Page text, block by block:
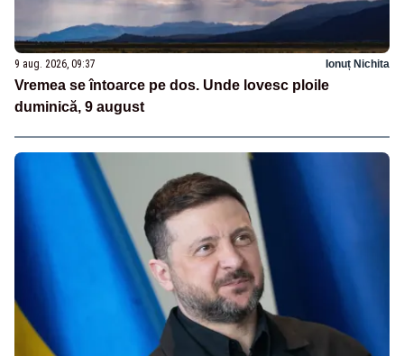
9 aug. 2026, 09:37 Ionuț Nichita
Vremea se întoarce pe dos. Unde lovesc ploile
duminică, 9 august